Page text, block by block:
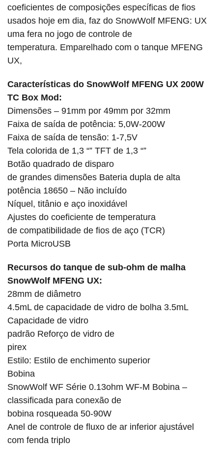
coeficientes de composições específicas de fios
usados ​​hoje em dia, faz do SnowWolf MFENG: UX
uma fera no jogo de controle de
temperatura. Emparelhado com o tanque MFENG
UX,
Características do SnowWolf MFENG UX 200W
TC Box Mod:
Dimensões – 91mm por 49mm por 32mm
Faixa de saída de potência: 5,0W-200W
Faixa de saída de tensão: 1-7,5V
Tela colorida de 1,3 “” TFT de 1,3 “”
Botão quadrado de disparo
de grandes dimensões Bateria dupla de alta
potência 18650 – Não incluído
Níquel, titânio e aço inoxidável
Ajustes do coeficiente de temperatura
de compatibilidade de fios de aço (TCR)
Porta MicroUSB
Recursos do tanque de sub-ohm de malha
SnowWolf MFENG UX:
28mm de diâmetro
4.5mL de capacidade de vidro de bolha 3.5mL
Capacidade de vidro
padrão Reforço de vidro de
pirex
Estilo: Estilo de enchimento superior
Bobina
SnowWolf WF Série 0.13ohm WF-M Bobina –
classificada para conexão de
bobina rosqueada 50-90W
Anel de controle de fluxo de ar inferior ajustável
com fenda triplo